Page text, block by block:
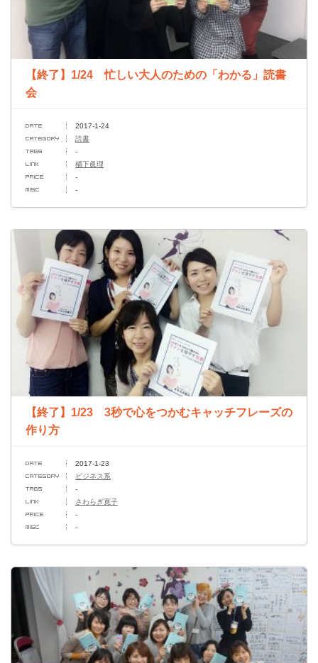
【終了】1/24 忙しい大人のための「わかる」読書
会
2017-1-24
読書
-
桶下眞理
-
-
【終了】1/23 3秒で心をつかむキャッチフレーズの
作り方
2017-1-23
ビジネス系
-
さわらぎ寛子
-
-